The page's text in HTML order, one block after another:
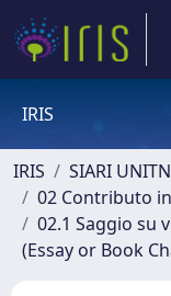
IRIS
IRIS
SIARI UNITN
02 Contributo
02.1 Saggio su
(Essay or Book